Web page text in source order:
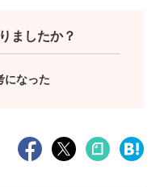
ましたか？
になった